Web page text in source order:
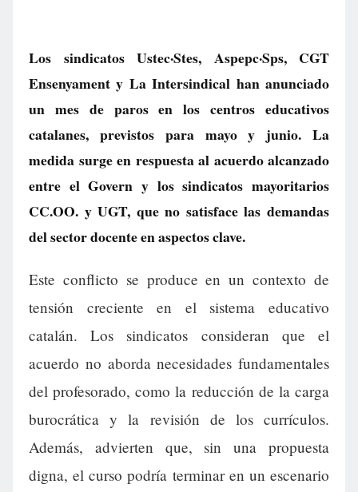
Los sindicatos Ustec·Stes, Aspepc·Sps, CGT
Ensenyament y La Intersindical han anunciado
un mes de paros en los centros educativos
catalanes, previstos para mayo y junio. La
medida surge en respuesta al acuerdo alcanzado
entre el Govern y los sindicatos mayoritarios
CC.OO. y UGT, que no satisface las demandas
del sector docente en aspectos clave.
Este conflicto se produce en un contexto de
tensión creciente en el sistema educativo
catalán. Los sindicatos consideran que el
acuerdo no aborda necesidades fundamentales
del profesorado, como la reducción de la carga
burocrática y la revisión de los currículos.
Además, advierten que, sin una propuesta
digna, el curso podría terminar en un escenario